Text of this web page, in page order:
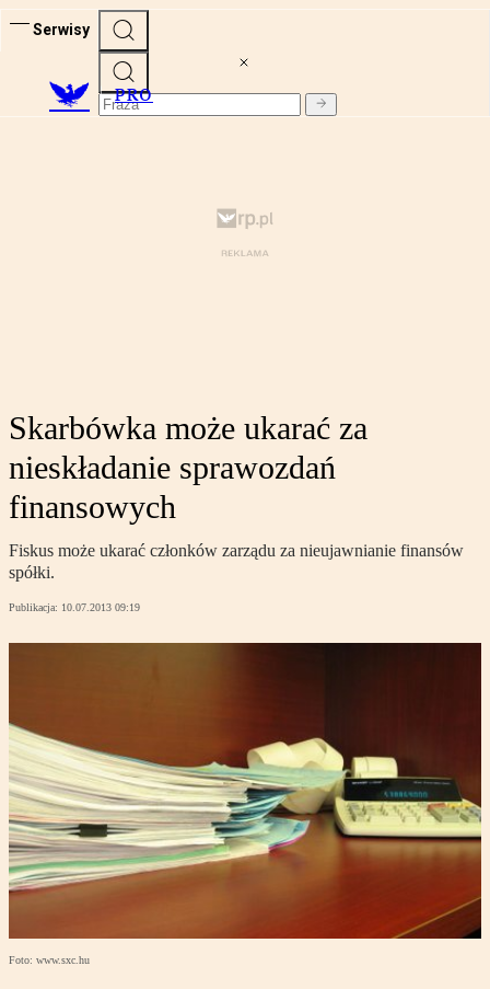
Serwisy
PRO
Skarbówka może ukarać za
nieskładanie sprawozdań
finansowych
Fiskus może ukarać członków zarządu za nieujawnianie finansów
spółki.
Publikacja: 10.07.2013 09:19
Foto: www.sxc.hu